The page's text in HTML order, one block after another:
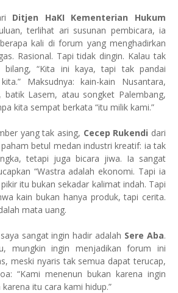
Ditjen HaKI Kementerian Hukum
terlihat ari susunan pembicara, ia
kali di forum yang menghadirkan
Rasional. Tapi tidak dingin. Kalau tak
bilang, “Kita ini kaya, tapi tak pandai
Maksudnya: kain-kain Nusantara,
batik Lasem, atau songket Palembang,
kita sempat berkata “itu milik kami.”
yang tak asing, Cecep Rukendi dari
paham betul medan industri kreatif: ia tak
tetapi juga bicara jiwa. Ia sangat
“Wastra adalah ekonomi. Tapi ia
itu bukan sekadar kalimat indah. Tapi
kain bukan hanya produk, tapi cerita.
mata uang.
sangat ingin hadir adalah Sere Aba.
mungkin ingin menjadikan forum ini
meski nyaris tak semua dapat terucap,
“Kami menenun bukan karena ingin
itu cara kami hidup.”